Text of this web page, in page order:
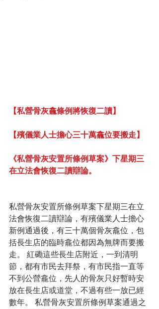
【私營骨灰龕條例將恢復二讀】
【殯儀業人士擔心三十萬龕位要搬走】
《私營骨灰安置所條例草案》下星期三
在立法會恢復二讀辯論。
私營骨灰安置所條例草案下星期三在立
法會恢復二讀辯論，有殯儀業人士擔心
新例通過後，有三十萬個骨灰龕位，包
括長生店的臨時龕位都因為無牌而要搬
走。 紅磡這些長生店附近，一到清明
節，都有市民去拜祭，有市民指一直等
不到公營龕位，先人的骨灰只好暫時安
放在長生店或道堂，不過有些一放已經
數年。 私營骨灰安置所條例草案通過之